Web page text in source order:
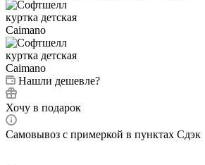
Нашли дешевле?
Хочу в подарок
Самовывоз с примеркой в пунктах Сдэк